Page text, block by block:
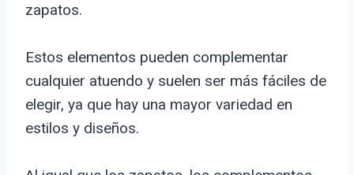
zapatos.
Estos elementos pueden complementar
cualquier atuendo y suelen ser más fáciles de
elegir, ya que hay una mayor variedad en
estilos y diseños.